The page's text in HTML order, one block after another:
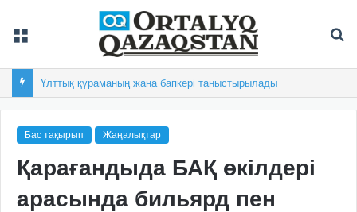
Андрей Ульшиннің голы «Шахтерге» кезекті жеңіс сыйлады
Бас тақырып Жаңалықтар
Қарағандыда БАҚ өкілдері
арасында бильярд пен